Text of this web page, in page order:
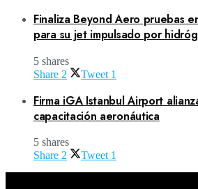
Finaliza Beyond Aero pruebas
para su jet impulsado por
5 shares
Share 2 Tweet 1
Firma iGA Istanbul Airport
capacitación aeronáutica
5 shares
Share 2 Tweet 1